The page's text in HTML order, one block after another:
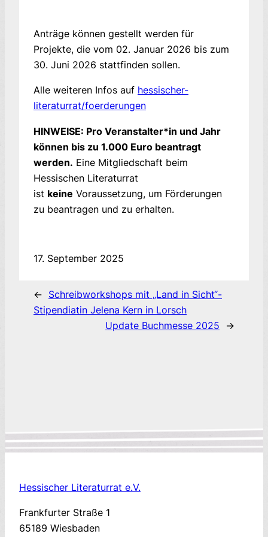
Anträge können gestellt werden für
Projekte, die vom 02. Januar 2026 bis zum
30. Juni 2026 stattfinden sollen.
Alle weiteren Infos auf hessischer-
literaturrat/foerderungen
HINWEISE: Pro Veranstalter*in und Jahr
können bis zu 1.000 Euro beantragt
werden. Eine Mitgliedschaft beim
Hessischen Literaturrat
ist keine Voraussetzung, um Förderungen
zu beantragen und zu erhalten.
17. September 2025
← Schreibworkshops mit „Land in Sicht“-
Stipendiatin Jelena Kern in Lorsch
Update Buchmesse 2025
→
Hessischer Literaturrat e.V.
Frankfurter Straße 1
65189 Wiesbaden